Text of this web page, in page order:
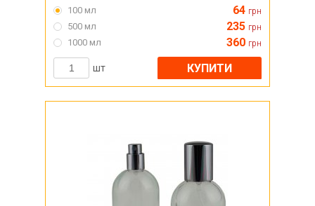
100 мл 64 грн
500 мл 235 грн
1000 мл 360 грн
шт КУПИТИ